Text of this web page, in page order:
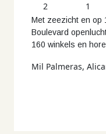
2 1
Met zeezicht en op
Boulevard
160 winkels en
Mil Palmeras,